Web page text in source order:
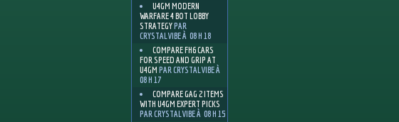
U4GM MODERN
WARFARE 4 BOT LOBBY
STRATEGYPAR
CRYSTALVIBE À 08 H 18
COMPARE FH6 CARS
FOR SPEED AND GRIP AT
U4GM PAR CRYSTALVIBE À
08 H 17
COMPARE GAG 2 ITEMS
WITH U4GM EXPERT PICKS
PAR CRYSTALVIBE À 08 H 15